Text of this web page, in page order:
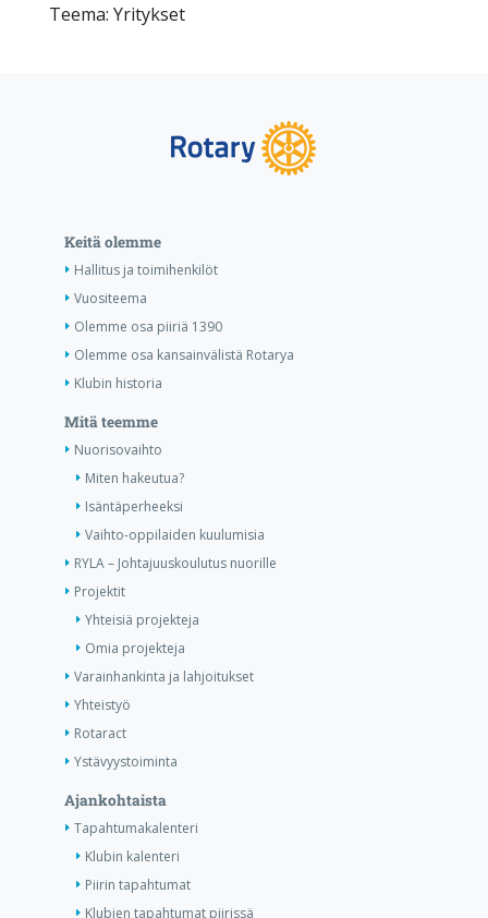
Teema: Yritykset
Keitä olemme
Hallitus ja toimihenkilöt
Vuositeema
Olemme osa piiriä 1390
Olemme osa kansainvälistä Rotarya
Klubin historia
Mitä teemme
Nuorisovaihto
Miten hakeutua?
Isäntäperheeksi
Vaihto-oppilaiden kuulumisia
RYLA – Johtajuuskoulutus nuorille
Projektit
Yhteisiä projekteja
Omia projekteja
Varainhankinta ja lahjoitukset
Yhteistyö
Rotaract
Ystävyystoiminta
Ajankohtaista
Tapahtumakalenteri
Klubin kalenteri
Piirin tapahtumat
Klubien tapahtumat piirissä